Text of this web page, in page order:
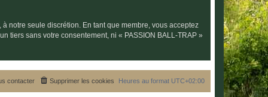
notre seule discrétion. En tant que membre, vous acceptez
tiers sans votre consentement, ni « PASSION BALL-TRAP »
Heures au format UTC+02:00
Supprimer les cookies
contacter